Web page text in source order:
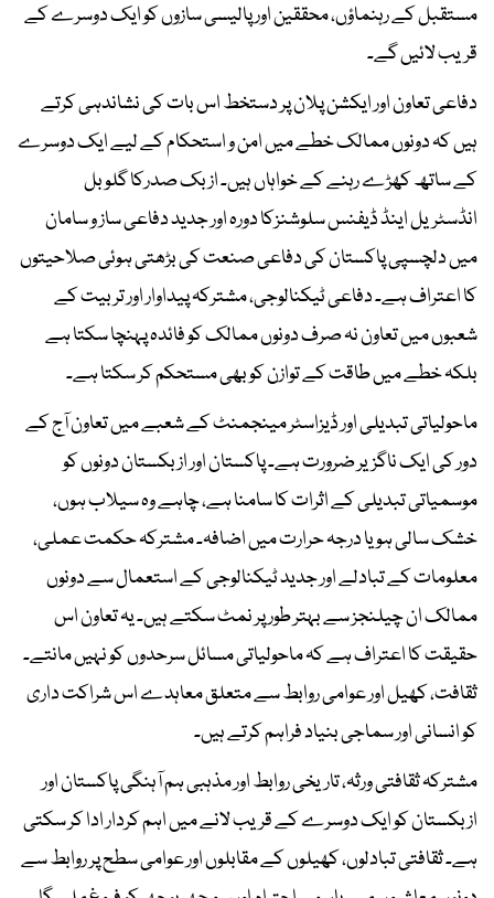
مستقبل کے رہنماؤں، محققین اور پالیسی سازوں کو ایک دوسرے کے
قریب لائیں گے۔
دفاعی تعاون اور ایکشن پلان پر دستخط اس بات کی نشاندہی کرتے
ہیں کہ دونوں ممالک خطے میں امن و استحکام کے لیے ایک دوسرے
کے ساتھ کھڑے رہنے کے خواہاں ہیں۔ ازبک صدرکا گلوبل
انڈسٹریل اینڈ ڈیفنس سلوشنزکا دورہ اور جدید دفاعی ساز و سامان
میں دلچسپی پاکستان کی دفاعی صنعت کی بڑھتی ہوئی صلاحیتوں
کا اعتراف ہے۔ دفاعی ٹیکنالوجی، مشترکہ پیداوار اور تربیت کے
شعبوں میں تعاون نہ صرف دونوں ممالک کو فائدہ پہنچا سکتا ہے
بلکہ خطے میں طاقت کے توازن کو بھی مستحکم کر سکتا ہے۔
ماحولیاتی تبدیلی اور ڈیزاسٹر مینجمنٹ کے شعبے میں تعاون آج کے
دور کی ایک ناگزیر ضرورت ہے۔ پاکستان اور ازبکستان دونوں کو
موسمیاتی تبدیلی کے اثرات کا سامنا ہے، چاہے وہ سیلاب ہوں،
خشک سالی ہو یا درجہ حرارت میں اضافہ۔ مشترکہ حکمت عملی،
معلومات کے تبادلے اور جدید ٹیکنالوجی کے استعمال سے دونوں
ممالک ان چیلنجز سے بہتر طور پر نمٹ سکتے ہیں۔ یہ تعاون اس
حقیقت کا اعتراف ہے کہ ماحولیاتی مسائل سرحدوں کو نہیں مانتے۔
ثقافت، کھیل اور عوامی روابط سے متعلق معاہدے اس شراکت داری
کو انسانی اور سماجی بنیاد فراہم کرتے ہیں۔
مشترکہ ثقافتی ورثہ، تاریخی روابط اور مذہبی ہم آہنگی پاکستان اور
ازبکستان کو ایک دوسرے کے قریب لانے میں اہم کردار ادا کر سکتی
ہے۔ ثقافتی تبادلوں، کھیلوں کے مقابلوں اور عوامی سطح پر روابط سے